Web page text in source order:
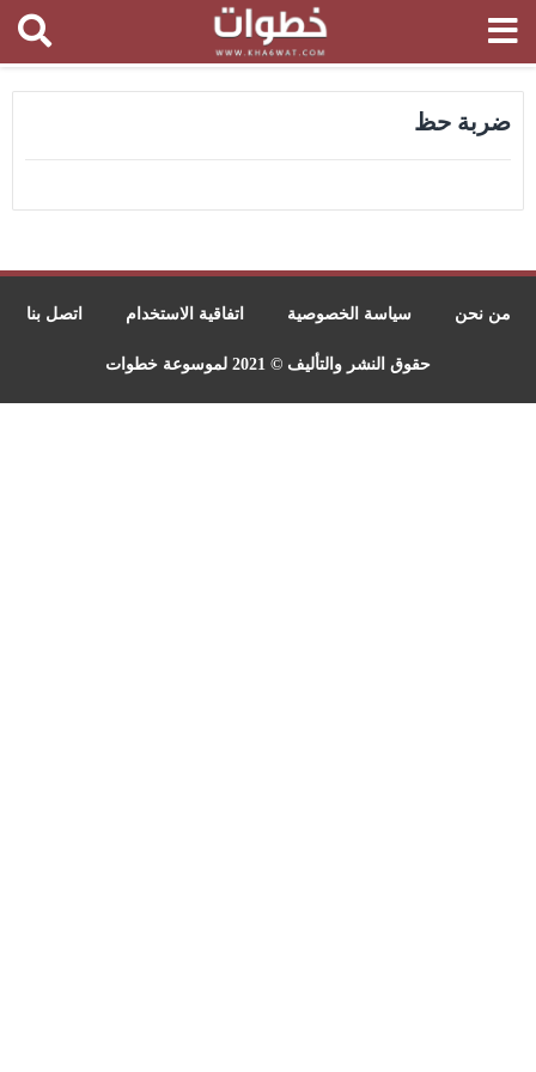
ضربة حظ
من نحن سياسة الخصوصية اتفاقية الاستخدام اتصل بنا
حقوق النشر والتأليف © 2021 لموسوعة خطوات